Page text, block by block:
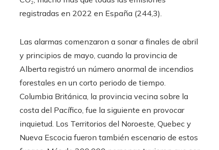
registradas en 2022 en España (244,3).
Las alarmas comenzaron a sonar a finales de abril
y principios de mayo, cuando la provincia de
Alberta registró un número anormal de incendios
forestales en un corto periodo de tiempo.
Columbia Británica, la provincia vecina sobre la
costa del Pacífico, fue la siguiente en provocar
inquietud. Los Territorios del Noroeste, Quebec y
Nueva Escocia fueron también escenario de estos